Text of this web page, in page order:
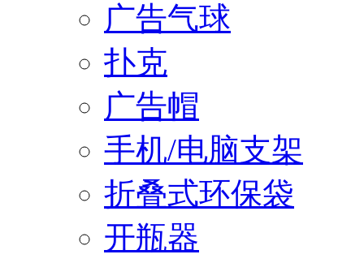
广告气球
扑克
广告帽
手机/电脑支架
折叠式环保袋
开瓶器